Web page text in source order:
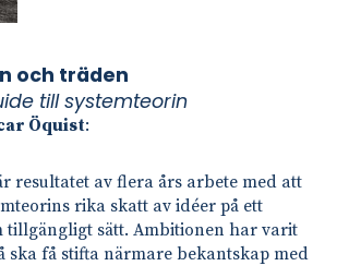
och träden
till systemteorin
Öquist:
resultatet av flera års arbete med att
rika skatt av idéer på ett
tillgängligt sätt. Ambitionen har varit
ska få stifta närmare bekantskap med